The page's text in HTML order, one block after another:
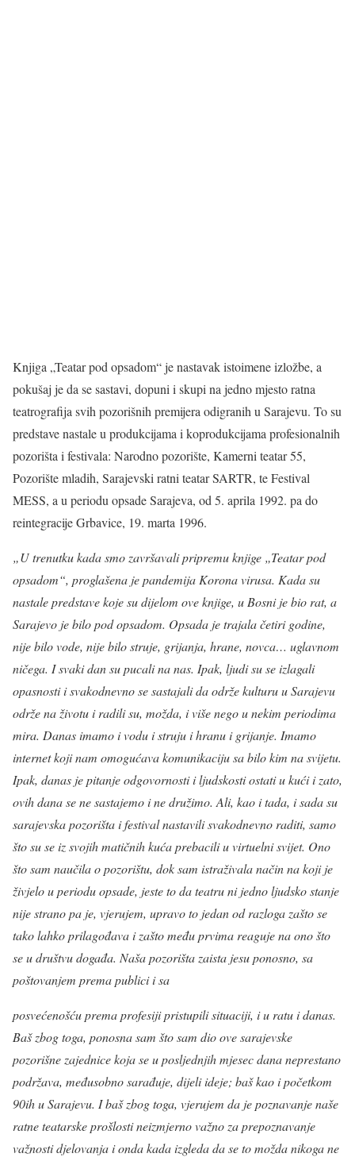
Knjiga „Teatar pod opsadom“ je nastavak istoimene izložbe, a
pokušaj je da se sastavi, dopuni i skupi na jedno mjesto ratna
teatrografija svih pozorišnih premijera odigranih u Sarajevu. To su
predstave nastale u produkcijama i koprodukcijama profesionalnih
pozorišta i festivala: Narodno pozorište, Kamerni teatar 55,
Pozorište mladih, Sarajevski ratni teatar SARTR, te Festival
MESS, a u periodu opsade Sarajeva, od 5. aprila 1992. pa do
reintegracije Grbavice, 19. marta 1996.
„U trenutku kada smo završavali pripremu knjige „Teatar pod
opsadom“, proglašena je pandemija Korona virusa. Kada su
nastale predstave koje su dijelom ove knjige, u Bosni je bio rat, a
Sarajevo je bilo pod opsadom. Opsada je trajala četiri godine,
nije bilo vode, nije bilo struje, grijanja, hrane, novca… uglavnom
ničega. I svaki dan su pucali na nas. Ipak, ljudi su se izlagali
opasnosti i svakodnevno se sastajali da održe kulturu u Sarajevu
održe na životu i radili su, možda, i više nego u nekim periodima
mira. Danas imamo i vodu i struju i hranu i grijanje. Imamo
internet koji nam omogućava komunikaciju sa bilo kim na svijetu.
Ipak, danas je pitanje odgovornosti i ljudskosti ostati u kući i zato,
ovih dana se ne sastajemo i ne družimo. Ali, kao i tada, i sada su
sarajevska pozorišta i festival nastavili svakodnevno raditi, samo
što su se iz svojih matičnih kuća prebacili u virtuelni svijet. Ono
što sam naučila o pozorištu, dok sam istraživala način na koji je
živjelo u periodu opsade, jeste to da teatru ni jedno ljudsko stanje
nije strano pa je, vjerujem, upravo to jedan od razloga zašto se
tako lahko prilagođava i zašto među prvima reaguje na ono što
se u društvu događa. Naša pozorišta zaista jesu ponosno, sa
poštovanjem prema publici i sa
posvećenošću prema profesiji pristupili situaciji, i u ratu i danas.
Baš zbog toga, ponosna sam što sam dio ove sarajevske
pozorišne zajednice koja se u posljednjih mjesec dana neprestano
podržava, međusobno sarađuje, dijeli ideje; baš kao i početkom
90ih u Sarajevu. I baš zbog toga, vjerujem da je poznavanje naše
ratne teatarske prošlosti neizmjerno važno za prepoznavanje
važnosti djelovanja i onda kada izgleda da se to možda nikoga ne